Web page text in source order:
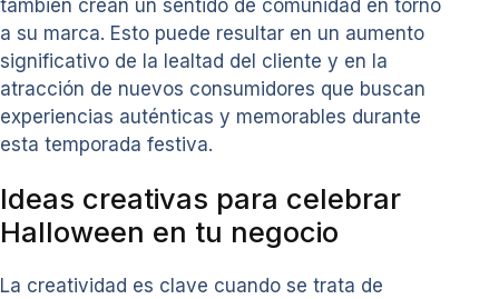
también crean un sentido de comunidad en torno
a su marca. Esto puede resultar en un aumento
significativo de la lealtad del cliente y en la
atracción de nuevos consumidores que buscan
experiencias auténticas y memorables durante
esta temporada festiva.
Ideas creativas para celebrar
Halloween en tu negocio
La creatividad es clave cuando se trata de